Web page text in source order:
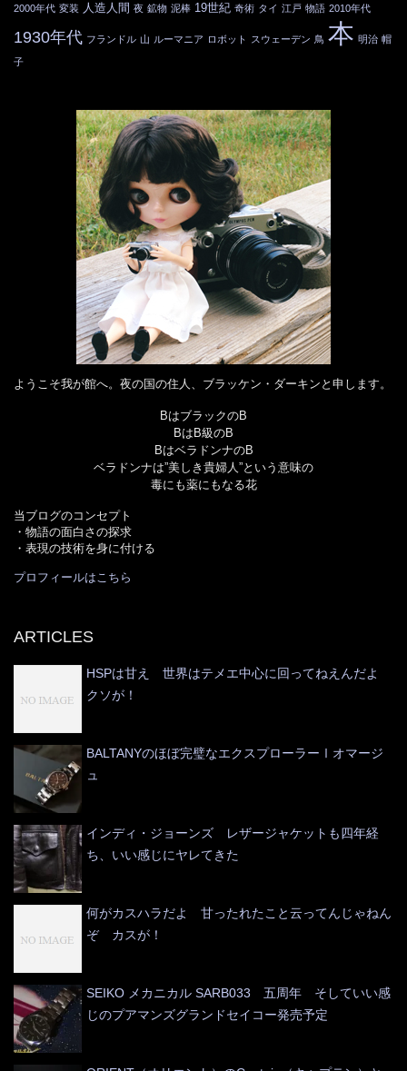
2000年代 変装 人造人間 夜 鉱物 泥棒 19世紀 奇術 タイ 江戸 物語 2010年代
1930年代 フランドル 山 ルーマニア ロボット スウェーデン 鳥 本 明治 帽
子
ようこそ我が館へ。夜の国の住人、ブラッケン・ダーキンと申します。
BはブラックのB
BはB級のB
BはベラドンナのB
ベラドンナは”美しき貴婦人”という意味の
毒にも薬にもなる花
当ブログのコンセプト
・物語の面白さの探求
・表現の技術を身に付ける
プロフィールはこちら
ARTICLES
HSPは甘え 世界はテメエ中心に回ってねえんだよ
クソが！
BALTANYのほぼ完璧なエクスプローラーⅠオマージ
ュ
インディ・ジョーンズ レザージャケットも四年経
ち、いい感じにヤレてきた
何がカスハラだよ 甘ったれたこと云ってんじゃねん
ぞ カスが！
SEIKO メカニカル SARB033 五周年 そしていい感
じのプアマンズグランドセイコー発売予定